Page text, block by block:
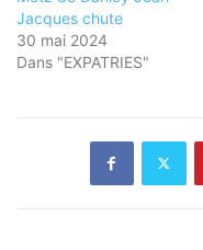
Jacques chute
30 mai 2024
Dans "EXPATRIES"